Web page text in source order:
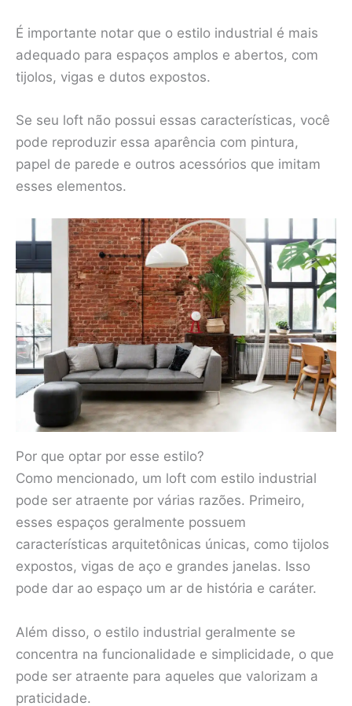
É importante notar que o estilo industrial é mais
adequado para espaços amplos e abertos, com
tijolos, vigas e dutos expostos.
Se seu loft não possui essas características, você
pode reproduzir essa aparência com pintura,
papel de parede e outros acessórios que imitam
esses elementos.
Por que optar por esse estilo?
Como mencionado, um loft com estilo industrial
pode ser atraente por várias razões. Primeiro,
esses espaços geralmente possuem
características arquitetônicas únicas, como tijolos
expostos, vigas de aço e grandes janelas. Isso
pode dar ao espaço um ar de história e caráter.
Além disso, o estilo industrial geralmente se
concentra na funcionalidade e simplicidade, o que
pode ser atraente para aqueles que valorizam a
praticidade.